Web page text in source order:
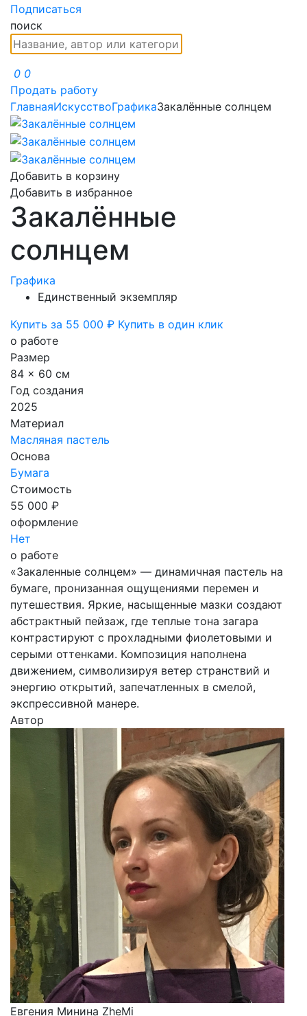
Подписаться
поиск
0 0
Продать работу
ГлавнаяИскусствоГрафикаЗакалённые солнцем
Добавить в корзину
Добавить в избранное
Закалённые
солнцем
Графика
Единственный экземпляр
Купить за 55 000 ₽ Купить в один клик
о работе
Размер
84 x 60 см
Год создания
2025
Материал
Масляная пастель
Основа
Бумага
Стоимость
55 000 ₽
оформление
Нет
о работе
«Закаленные солнцем» — динамичная пастель на
бумаге, пронизанная ощущениями перемен и
путешествия. Яркие, насыщенные мазки создают
абстрактный пейзаж, где теплые тона загара
контрастируют с прохладными фиолетовыми и
серыми оттенками. Композиция наполнена
движением, символизируя ветер странствий и
энергию открытий, запечатленных в смелой,
экспрессивной манере.
Автор
Евгения Минина ZheMi